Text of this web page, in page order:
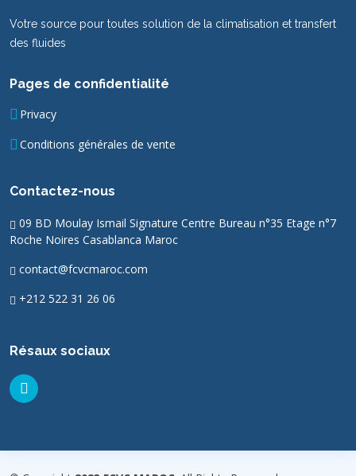
Votre source pour toutes solution de la climatisation et transfert
des fluides
Pages de confidentialité
Privacy
Conditions générales de vente
Contactez-nous
09 BD Moulay Ismail Signature Centre Bureau n°35 Etage n°7
Roche Noires Casablanca Maroc
contact@fcvcmaroc.com
+212 522 31 26 06
Résaux sociaux